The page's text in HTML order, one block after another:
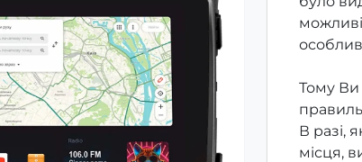
Тому Ви
В разі,
місця,